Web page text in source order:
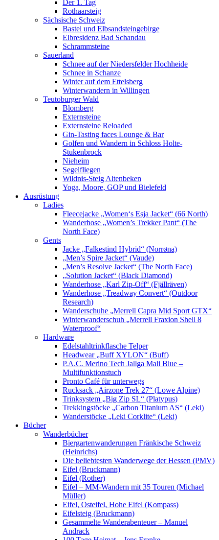
Der 1. Tag
Rothaarsteig
Sächsische Schweiz
Bastei und Elbsandsteingebirge
Elbresidenz Bad Schandau
Schrammsteine
Sauerland
Schnee auf der Niedersfelder Hochheide
Schnee in Schanze
Winter auf dem Ettelsberg
Winterwandern in Willingen
Teutoburger Wald
Blomberg
Externsteine
Externsteine Reloaded
Gin-Tasting faces Lounge & Bar
Golfen und Wandern in Schloss Holte-
Stukenbrock
Nieheim
Segelfliegen
Wildnis-Steig Altenbeken
Yoga, Moore, GOP und Bielefeld
Ausrüstung
Ladies
Fleecejacke „Women‘s Esja Jacket“ (66 North)
Wanderhose „Women’s Trekker Pant“ (The
North Face)
Gents
Jacke „Falkestind Hybrid“ (Norrøna)
„Men’s Spire Jacket“ (Vaude)
„Men’s Resolve Jacket“ (The North Face)
„Solution Jacket“ (Black Diamond)
Wanderhose „Karl Zip-Off“ (Fjällräven)
Wanderhose „Treadway Convert“ (Outdoor
Research)
Wanderschuhe „Merrell Capra Mid Sport GTX“
Winterwanderschuh „Merrell Fraxion Shell 8
Waterproof“
Hardware
Edelstahltrinkflasche Telper
Headwear „Buff XYLON“ (Buff)
P.A.C. Merino Tech Jallga Mali Blue –
Multifunktionstuch
Pronto Café für unterwegs
Rucksack „Airzone Trek 27“ (Lowe Alpine)
Trinksystem „Big Zip SL“ (Platypus)
Trekkingstöcke „Carbon Titanium AS“ (Leki)
Wanderstöcke „Leki Corklite“ (Leki)
Bücher
Wanderbücher
Biergartenwanderungen Fränkische Schweiz
(Heinrichs)
Die beliebtesten Wanderwege der Hessen (PMV)
Eifel (Bruckmann)
Eifel (Rother)
Eifel – MM-Wandern mit 35 Touren (Michael
Müller)
Eifel, Osteifel, Hohe Eifel (Kompass)
Eifelsteig (Bruckmann)
Gesammelte Wanderabenteuer – Manuel
Andrack